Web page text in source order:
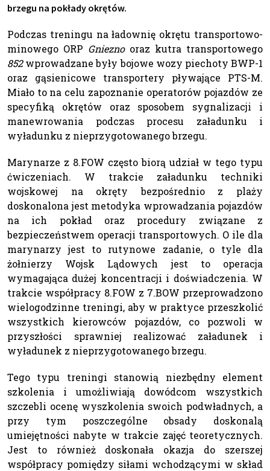
brzegu na pokłady okrętów.
Podczas treningu na ładownię okrętu transportowo-
minowego ORP Gnieznooraz kutra transportowego
852wprowadzane były bojowe wozy piechoty BWP-1
oraz gąsienicowe transportery pływające PTS-M.
Miało to na celu zapoznanie operatorów pojazdów ze
specyfiką okrętów oraz sposobem sygnalizacji i
manewrowania podczas procesu załadunku i
wyładunku z nieprzygotowanego brzegu.
Marynarze z 8.FOW często biorą udział w tego typu
ćwiczeniach. W trakcie załadunku techniki
wojskowej na okręty bezpośrednio z plaży
doskonalona jest metodyka wprowadzania pojazdów
na ich pokład oraz procedury związane z
bezpieczeństwem operacji transportowych. O ile dla
marynarzy jest to rutynowe zadanie, o tyle dla
żołnierzy Wojsk Lądowych jest to operacja
wymagająca dużej koncentracji i doświadczenia. W
trakcie współpracy 8.FOW z 7.BOW przeprowadzono
wielogodzinne treningi, aby w praktyce przeszkolić
wszystkich kierowców pojazdów, co pozwoli w
przyszłości sprawniej realizować załadunek i
wyładunek z nieprzygotowanego brzegu.
Tego typu treningi stanowią niezbędny element
szkolenia i umożliwiają dowódcom wszystkich
szczebli ocenę wyszkolenia swoich podwładnych, a
przy tym poszczególne obsady doskonalą
umiejętności nabyte w trakcie zajęć teoretycznych.
Jest to również doskonała okazja do szerszej
współpracy pomiędzy siłami wchodzącymi w skład